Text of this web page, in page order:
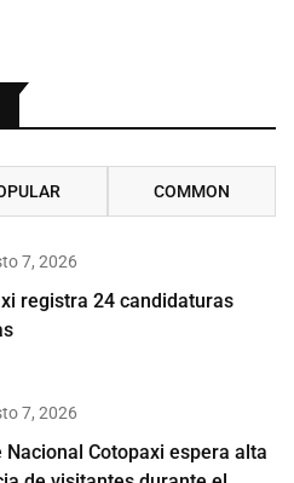
COMMON
7, 2026
registra 24 candidaturas
7, 2026
Nacional Cotopaxi espera alta